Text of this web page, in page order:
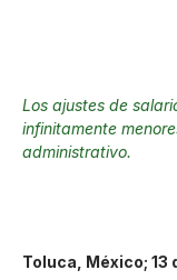
Los ajustes de
infinitamente
administrativo.
Toluca, México; 13